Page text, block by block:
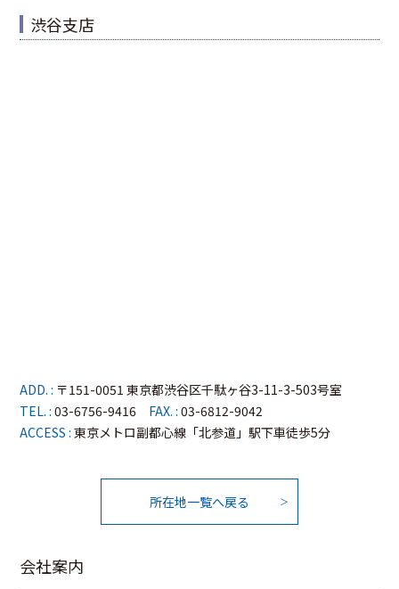
渋谷支店
ADD. : 〒151-0051 東京都渋谷区千駄ヶ谷3-11-3-503号室
TEL. : 03-6756-9416 FAX. : 03-6812-9042
ACCESS : 東京メトロ副都心線「北参道」駅下車徒歩5分
所在地一覧へ戻る
会社案内